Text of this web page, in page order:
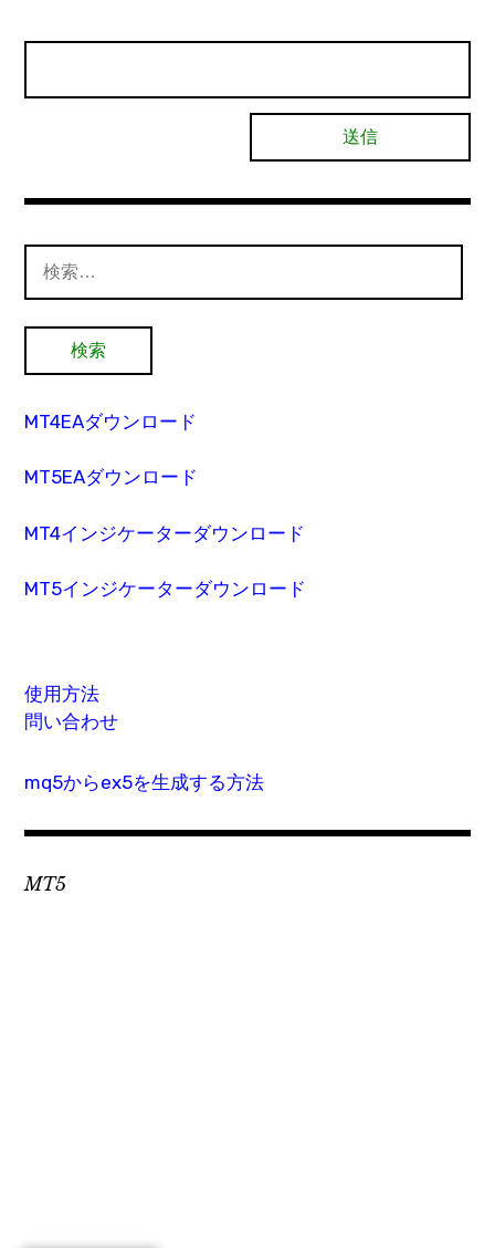
索:
MT4EAダウンロード
MT5EAダウンロード
MT4インジケーターダウンロード
MT5インジケーターダウンロード
使用方法
問い合わせ
mq5からex5を生成する方法
MT5